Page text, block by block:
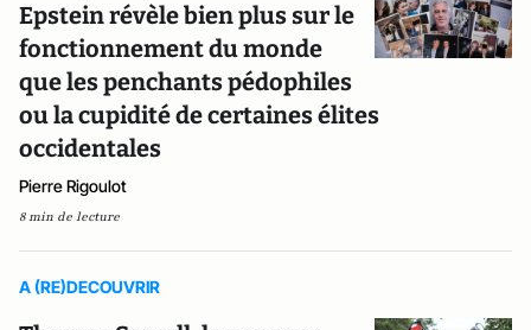
Epstein révèle bien plus sur le
fonctionnement du monde
que les penchants pédophiles
ou la cupidité de certaines élites
occidentales
Pierre Rigoulot
8 min de lecture
A (RE)DECOUVRIR